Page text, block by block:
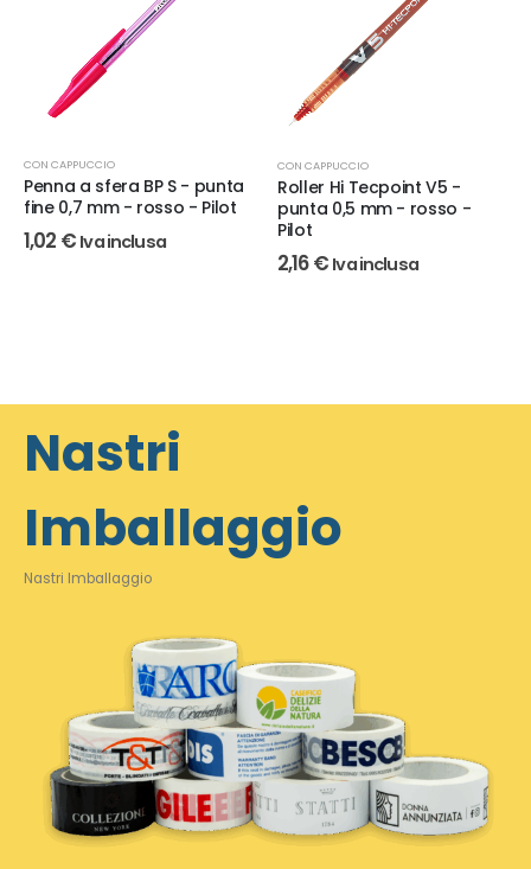
CON CAPPUCCIO
Penna a sfera BP S - punta
fine 0,7 mm - rosso - Pilot
1,02 € Iva inclusa
CON CAPPUCCIO
Roller Hi Tecpoint V5 -
punta 0,5 mm - rosso -
Pilot
2,16€ Iva inclusa
Nastri
Imballaggio
Nastri Imballaggio